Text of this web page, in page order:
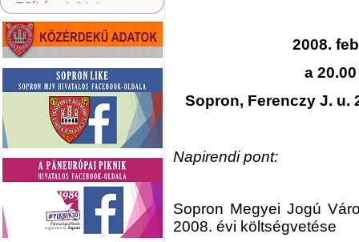
Pályázatok, licitek
Koncepciók, tervezetek
Településképi követelmények
Közérdekű információk
Testvérvárosok
2008.
a
Sopron, Ferenczy J. u.
Napirendi pont:
Sopron Megyei Jogú
2008. évi költségvetése